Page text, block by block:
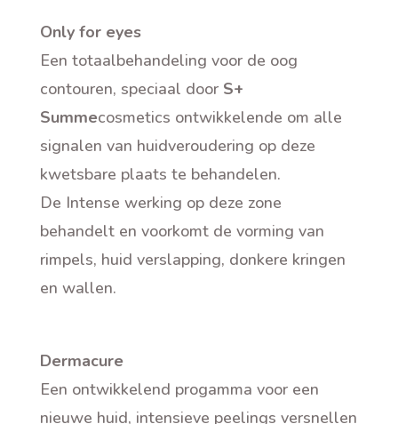
Only for eyes
Een totaalbehandeling voor de oog
contouren, speciaal door S+
Summecosmetics ontwikkelende om alle
signalen van huidveroudering op deze
kwetsbare plaats te behandelen.
De Intense werking op deze zone
behandelt en voorkomt de vorming van
rimpels, huid verslapping, donkere kringen
en wallen.
Dermacure
Een ontwikkelend progamma voor een
nieuwe huid, intensieve peelings versnellen